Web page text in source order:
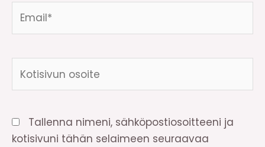
osoite
Tallenna nimeni, sähköpostiosoitteeni ja
kotisivuni tähän selaimeen seuraavaa